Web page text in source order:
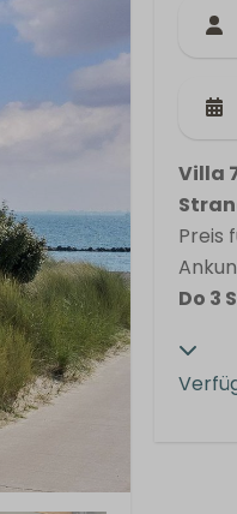
Villa
Preis
Do 3